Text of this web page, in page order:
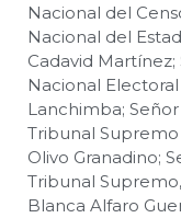
Nacional del
Nacional del
Cadavid Martínez;
Nacional
Lanchimba;
Tribunal Supremo
Olivo Granadino;
Tribunal
Blanca Alfaro